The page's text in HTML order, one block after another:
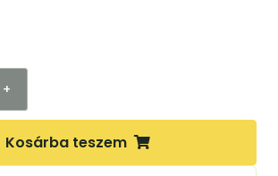
+
Kosárba teszem